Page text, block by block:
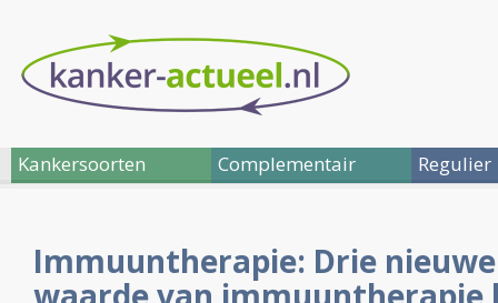
Kankersoorten Complementair Regulier
Immuuntherapie: Drie